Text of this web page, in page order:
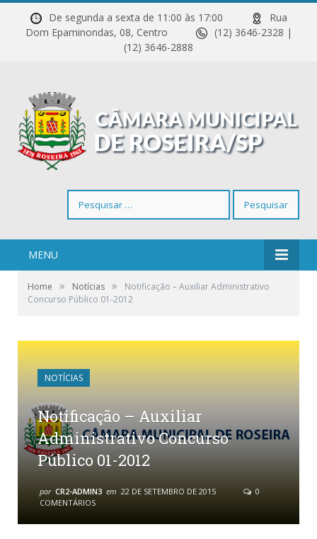
De segunda a sexta de 11:00 às 17:00
Rua
Dom Epaminondas, 08, Centro
(12) 3646-2328 |
(12) 3646-2888
por:
MENU
Home » Notícias »
Notificação – Auxiliar Administrativo
Concurso Público 01-2012
NOTÍCIAS
Notificação – Auxiliar
Administrativo Concurso
Público 01-2012
por CR2-ADMIN3 em 22 DE SETEMBRO DE 2015
0
COMENTÁRIOS